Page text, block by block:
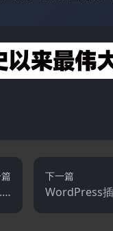
)
下一篇
WordPress
don